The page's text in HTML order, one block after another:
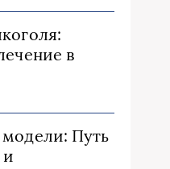
в
модели: Путь
и